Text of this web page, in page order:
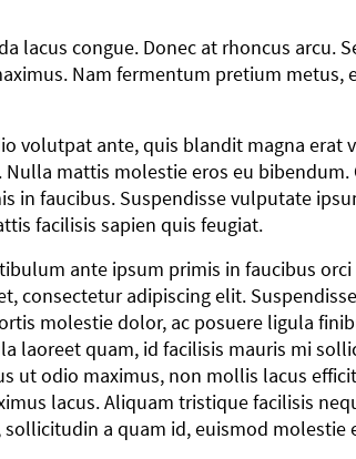
lacus congue. Donec at rhoncus arcu.
Nam fermentum pretium
volutpat ante, quis blandit magna
mattis molestie eros eu
in faucibus. Suspendisse vulputate
facilisis sapien quis feugiat.
ante ipsum primis in faucibus
consectetur adipiscing elit.
molestie dolor, ac posuere ligula
laoreet quam, id facilisis mauris mi
ut odio maximus, non mollis lacus
lacus. Aliquam tristique facilisis
sollicitudin a quam id, euismod molestie